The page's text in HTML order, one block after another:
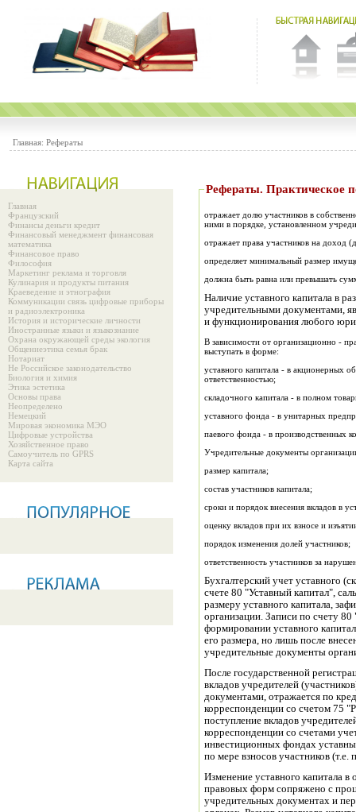
Главная: Рефераты
Главная
Французский
Финансы деньги кредит
Финансовый менеджмент финансовая
математика
Финансовое право
Философия
Маркетинг реклама и торговля
Кулинария и продукты питания
Краеведение и этнография
Коммуникации связь цифровые приборы
и радиоэлектроника
История и исторические личности
Иностранные языки и языкознание
Охрана окружающей среды экология
Общениеэтика семья брак
Нотариат
Не Российское законодательство
Биология и химия
Этика эстетика
Основы права
Неопределено
Немецкий
Мировая экономика МЭО
Цифровые устройства
Хозяйственное право
Самоучитель по GPRS
Карта сайта
Рефераты.
отражает долю участников в
ними в порядке, установленном
отражает права участников на доход
определяет минимальный размер
должна быть равна или превышать
Наличие уставного капитала в
учредительными документами,
и функционирования любого
В зависимости от организационно -
выступать в форме:
уставного капитала - в акционерных
ответственностью;
складочного капитала - в полном
уставного фонда - в унитарных
паевого фонда - в производственных
Учредительные документы
размер капитала;
состав участников капитала;
сроки и порядок внесения вкладов в
оценку вкладов при их взносе и
порядок изменения долей участников;
ответственность участников за
Бухгалтерский учет уставного
счете 80 "Уставный капитал",
размеру уставного капитала,
организации. Записи по счету
формировании уставного
его размера, но лишь после
учредительные документы
После государственной
вкладов учредителей
документами, отражается по
корреспонденции со счетом 75
поступление вкладов
корреспонденции со счетами
инвестиционных фондах
по мере взносов участников
Изменение уставного капитала
правовых форм сопряжено с
учредительных документах и